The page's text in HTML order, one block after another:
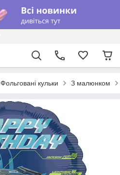
Фольговані кульки З малюнком